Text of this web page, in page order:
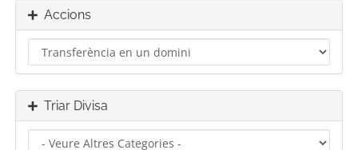
Accions
Triar Divisa